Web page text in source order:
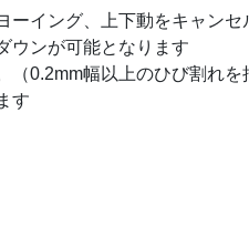
ーイング、上下動をキャンセ
ウンが可能となります
0.2mm幅以上のひび割れを
す